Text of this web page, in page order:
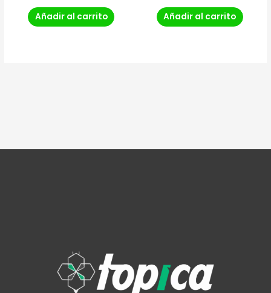
Añadir al carrito Añadir al carrito